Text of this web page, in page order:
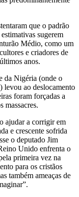
que o padrão
sugerem
Médio, como um
e criadores de
anos.
da Nigéria (onde o
levou ao deslocamento
foram forçadas a
massacres.
ajudar a corrigir em
e crescente sofrida
o deputado Jim
Unido enfrenta o
primeira vez na
para os cristãos
também ameaças de